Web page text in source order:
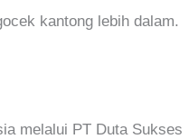
kantong lebih dalam.
melalui PT Duta Sukses